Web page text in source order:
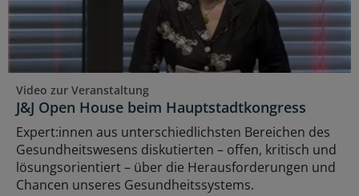
Video zur Veranstaltung
J&J Open House beim Hauptstadtkongress
Expert:innen aus unterschiedlichsten Bereichen des
Gesundheitswesens diskutierten – offen, kritisch und
lösungsorientiert – über die Herausforderungen und
Chancen unseres Gesundheitssystems.